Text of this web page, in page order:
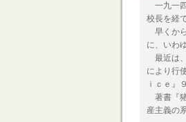
一九一
校長を経
早くか
に、いわ
最近は
により行
ｉｃｅ』
著書『
産主義の